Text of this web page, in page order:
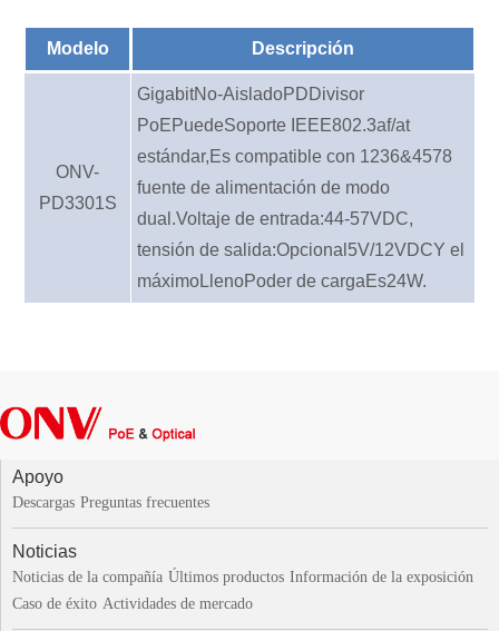
Modelo Descripción
ONV-
PD3301S
GigabitNo-AisladoPDDivisor
PoEPuedeSoporte IEEE802.3af/at
estándar,Es compatible con 1236&4578
fuente de alimentación de modo
dual .Voltaje de entrada:44-57VDC,
tensión de salida:Opcional 5V/12VDCY el
máximoLlenoPoder de cargaEs24W.
Apoyo
Descargas Preguntas frecuentes
Noticias
Noticias de la compañía Últimos productos Información de la exposición
Caso de éxito Actividades de mercado